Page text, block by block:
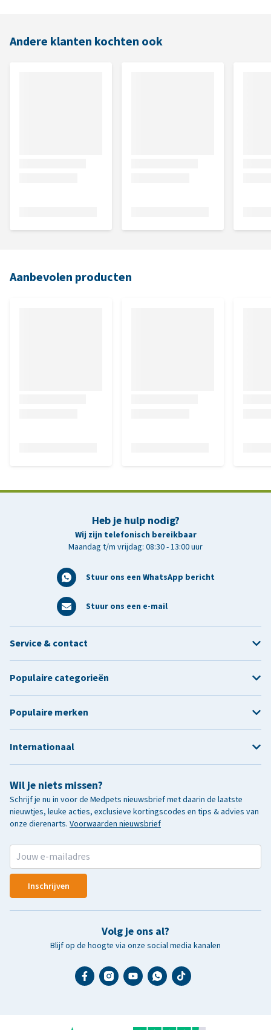
Andere klanten kochten ook
Aanbevolen producten
Heb je hulp nodig?
Wij zijn telefonisch bereikbaar
Maandag t/m vrijdag: 08:30 - 13:00 uur
Stuur ons een WhatsApp bericht
Stuur ons een e-mail
Wil je niets missen?
Schrijf je nu in voor de Medpets nieuwsbrief met daarin de laatste
nieuwtjes, leuke acties, exclusieve kortingscodes en tips & advies van
onze dierenarts. Voorwaarden nieuwsbrief
Inschrijven
Volg je ons al?
Blijf op de hoogte via onze social media kanalen
Service & contact
Populaire categorieën
Populaire merken
Internationaal